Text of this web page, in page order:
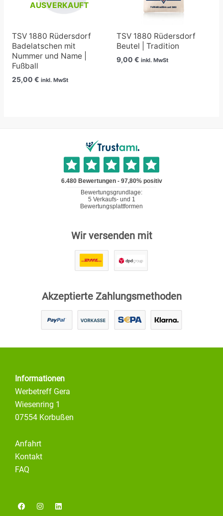
AUSVERKAUFT
TSV 1880 Rüdersdorf
Badelatschen mit
Nummer und Name |
Fußball
25,00 € inkl. MwSt
TSV 1880 Rüdersdorf
Beutel | Tradition
9,00 € inkl. MwSt
Wir versenden mit
Akzeptierte Zahlungsmethoden
Informationen
Werbetreff Gera
Wiesenring 1
07554 Korbußen
Anfahrt
Kontakt
FAQ
F
a
I
n
L
i